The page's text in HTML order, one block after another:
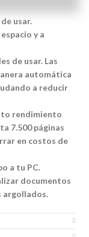
usar.
y a
de usar. Las
automática
a reducir
rendimiento
7.500 páginas
en costos de
a tu PC.
documentos
argollados.